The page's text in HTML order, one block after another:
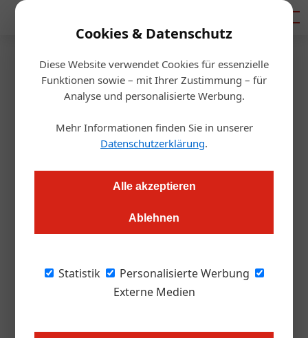
Cookies & Datenschutz
Diese Website verwendet Cookies für essenzielle
Funktionen sowie – mit Ihrer Zustimmung – für
Analyse und personalisierte Werbung.
Mehr Informationen finden Sie in unserer
Datenschutzerklärung.
Alle akzeptieren
Ablehnen
Statistik
Personalisierte Werbung
Externe Medien
Startseite/Umfrage der Woche
Umfrage der Woche
Mehraufwand durch
Einwegpfand?
ÖGZ-Umfrage der Woche zum kontroversen Thema
Chaos verursachen könnte, zeigen andere, dass
umweltfreundliche Praktiken bereits in vollem Gange sind.